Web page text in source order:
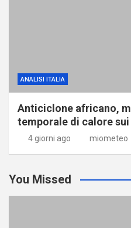
ANALISI ITALIA
Anticiclone africano,
temporale di calore
4 giorni ago miometeo
You Missed